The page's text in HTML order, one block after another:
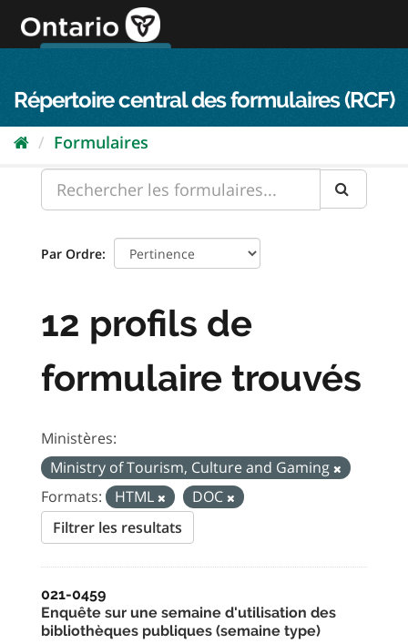
directement
au
Répertoire central des formulaires (RCF)
Formulaires
Par Ordre
12 profils de
formulaire trouvés
Ministères:
Ministry of Tourism, Culture and Gaming
Formats:
HTML
DOC
Filtrer les resultats
021-0459
Enquête sur une semaine d'utilisation des
bibliothèques publiques (semaine type)